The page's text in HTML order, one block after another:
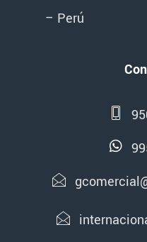
– Perú